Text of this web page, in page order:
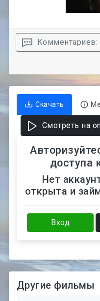
Комментариев:
Скачать
Смотреть на
доступа
Нет
открыта и
Вход
Другие фильмы